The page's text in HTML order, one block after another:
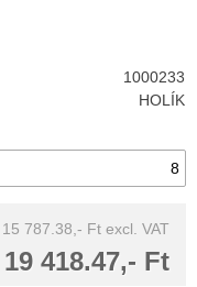
1000233
HOLÍK
15 787.38,- Ft excl. VAT
19 418.47,- Ft